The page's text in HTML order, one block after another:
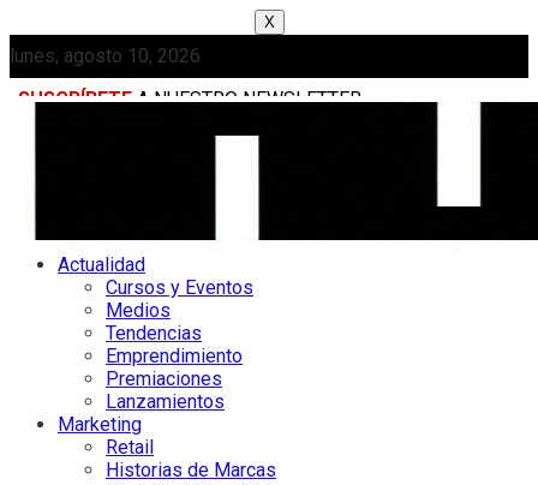
X
lunes, agosto 10, 2026
SUSCRÍBETE A NUESTRO NEWSLETTER
Actualidad
Cursos y Eventos
Medios
Tendencias
Emprendimiento
Premiaciones
Lanzamientos
Marketing
Retail
Historias de Marcas